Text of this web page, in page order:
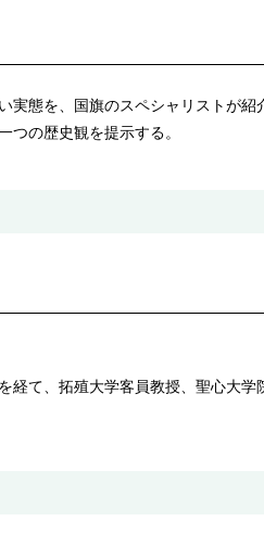
実態を、国旗のスペシャリストが紹
の歴史観を提示する。
経て、拓殖大学客員教授、聖心大学